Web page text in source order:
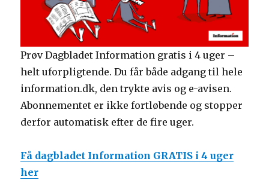
Prøv Dagbladet Information gratis i 4 uger –
helt uforpligtende. Du får både adgang til hele
information.dk, den trykte avis og e-avisen.
Abonnementet er ikke fortløbende og stopper
derfor automatisk efter de fire uger.
Få dagbladet Information GRATIS i 4 uger
her